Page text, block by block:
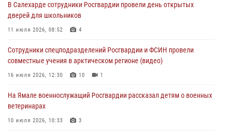
Генерал-полковник Юрий Аверин выступил на Всероссийском
молодёжном образовательном форуме «Территория смыслов»
03 августа 2026, 06:54
Директор Росгвардии Герой России генерал армии Виктор Золотов
поздравил специалистов подразделений тыла с профессиональным
праздником
Сотрудники СОБР «Варк» повышают боевое мастерство на Ямале
30 июля 2026, 09:34 1
В Салехарде сотрудники Росгвардии провели день открытых
дверей для школьников
11 июля 2026, 08:52 4
Сотрудники спецподразделений Росгвардии и ФСИН провели
совместные учения в арктическом регионе (видео)
16 июля 2026, 12:30 10 1
На Ямале военнослужащий Росгвардии рассказал детям о военных
ветеринарах
10 июля 2026, 10:33 3